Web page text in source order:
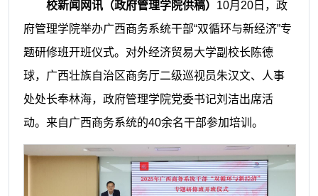
校新闻网讯（政府管理学院供稿） 10月20日，政
府管理学院举办广西商务系统干部“双循环与新经济”专
题研修班开班仪式。对外经济贸易大学副校长陈德
球，广西壮族自治区商务厅二级巡视员朱汉文、人事
处处长奉林海，政府管理学院党委书记刘洁出席活
动。来自广西商务系统的40余名干部参加培训。